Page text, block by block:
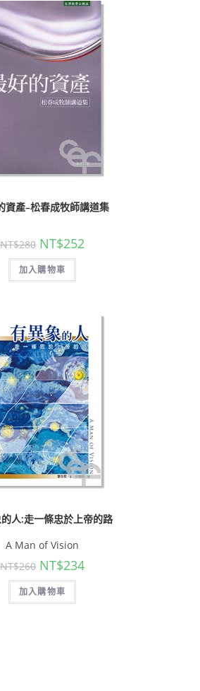
資產–松春成牧師講道集
NT$280 NT$252
加入購物車
人:走一條忠於上帝的路
A Man of Vision
NT$260 NT$234
加入購物車